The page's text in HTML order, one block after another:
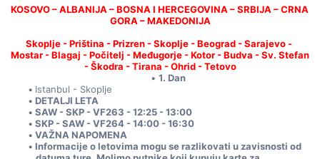
KOSOVO – ALBANIJA – BOSNA I HERCEGOVINA – SRBIJA – CRNA
GORA – MAKEDONIJA
Skoplje - Priština - Prizren - Skoplje - Beograd - Sarajevo -
Mostar - Blagaj - Počitelj - Međugorje - Kotor - Budva - Sv. Stefan
- Škodra - Tirana - Ohrid - Tetovo
1. Dan
Istanbul - Skoplje
DETALJI LETA
SAW - SKP - VF263 - 12:25 - 13:00
SKP - SAW - VF264 - 14:00 - 16:30
VAŽNA NAPOMENA
Informacije o letovima mogu se razlikovati u zavisnosti od